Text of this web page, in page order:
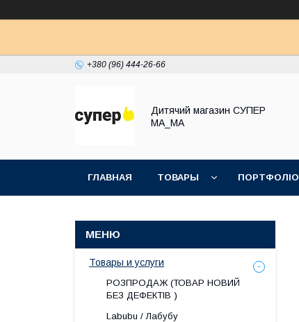
+380 (96) 444-26-66
Дитячий магазин СУПЕР
МА_МА
ГЛАВНАЯ ТОВАРЫ ПОРТФОЛІО
Товары и услуги
РОЗПРОДАЖ (ТОВАР НОВИЙ
БЕЗ ДЕФЕКТІВ )
Labubu / Лабубу